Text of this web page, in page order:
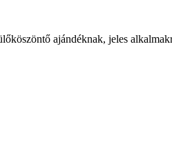
ajándéknak, jeles